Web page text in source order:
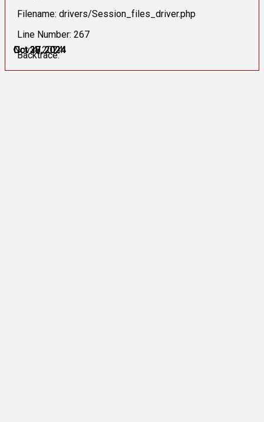
Oct 27, 2024
Oct 27, 2024
Oct 28, 2024
Oct 29, 2024
Oct 30, 2024
Nov 4, 2024
Filename: drivers/Session_files_driver.php
Line Number: 267
Backtrace: